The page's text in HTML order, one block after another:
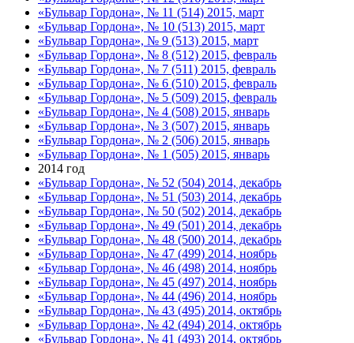
«Бульвар Гордона», № 11 (514) 2015, март
«Бульвар Гордона», № 10 (513) 2015, март
«Бульвар Гордона», № 9 (513) 2015, март
«Бульвар Гордона», № 8 (512) 2015, февраль
«Бульвар Гордона», № 7 (511) 2015, февраль
«Бульвар Гордона», № 6 (510) 2015, февраль
«Бульвар Гордона», № 5 (509) 2015, февраль
«Бульвар Гордона», № 4 (508) 2015, январь
«Бульвар Гордона», № 3 (507) 2015, январь
«Бульвар Гордона», № 2 (506) 2015, январь
«Бульвар Гордона», № 1 (505) 2015, январь
2014 год
«Бульвар Гордона», № 52 (504) 2014, декабрь
«Бульвар Гордона», № 51 (503) 2014, декабрь
«Бульвар Гордона», № 50 (502) 2014, декабрь
«Бульвар Гордона», № 49 (501) 2014, декабрь
«Бульвар Гордона», № 48 (500) 2014, декабрь
«Бульвар Гордона», № 47 (499) 2014, ноябрь
«Бульвар Гордона», № 46 (498) 2014, ноябрь
«Бульвар Гордона», № 45 (497) 2014, ноябрь
«Бульвар Гордона», № 44 (496) 2014, ноябрь
«Бульвар Гордона», № 43 (495) 2014, октябрь
«Бульвар Гордона», № 42 (494) 2014, октябрь
«Бульвар Гордона», № 41 (493) 2014, октябрь